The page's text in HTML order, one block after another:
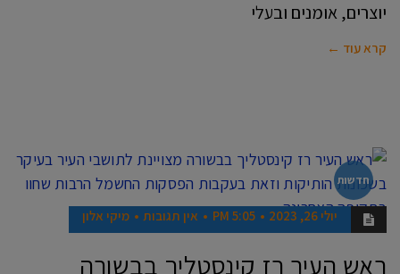
יוצרים, אומנים ובעלי
קרא עוד ←
חדשות
יולי 26, 2023 5:05 PM אין תגובות מיקי אלון
ראש העיר רז קינסטליך בבשורה